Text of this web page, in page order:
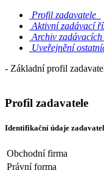
Profil zadavatele
Aktivní zadávací
Archiv
Uveřejnění
- Základní profil
Profil zadavatele
Identifikační údaje
Obchodní firma
Právní forma